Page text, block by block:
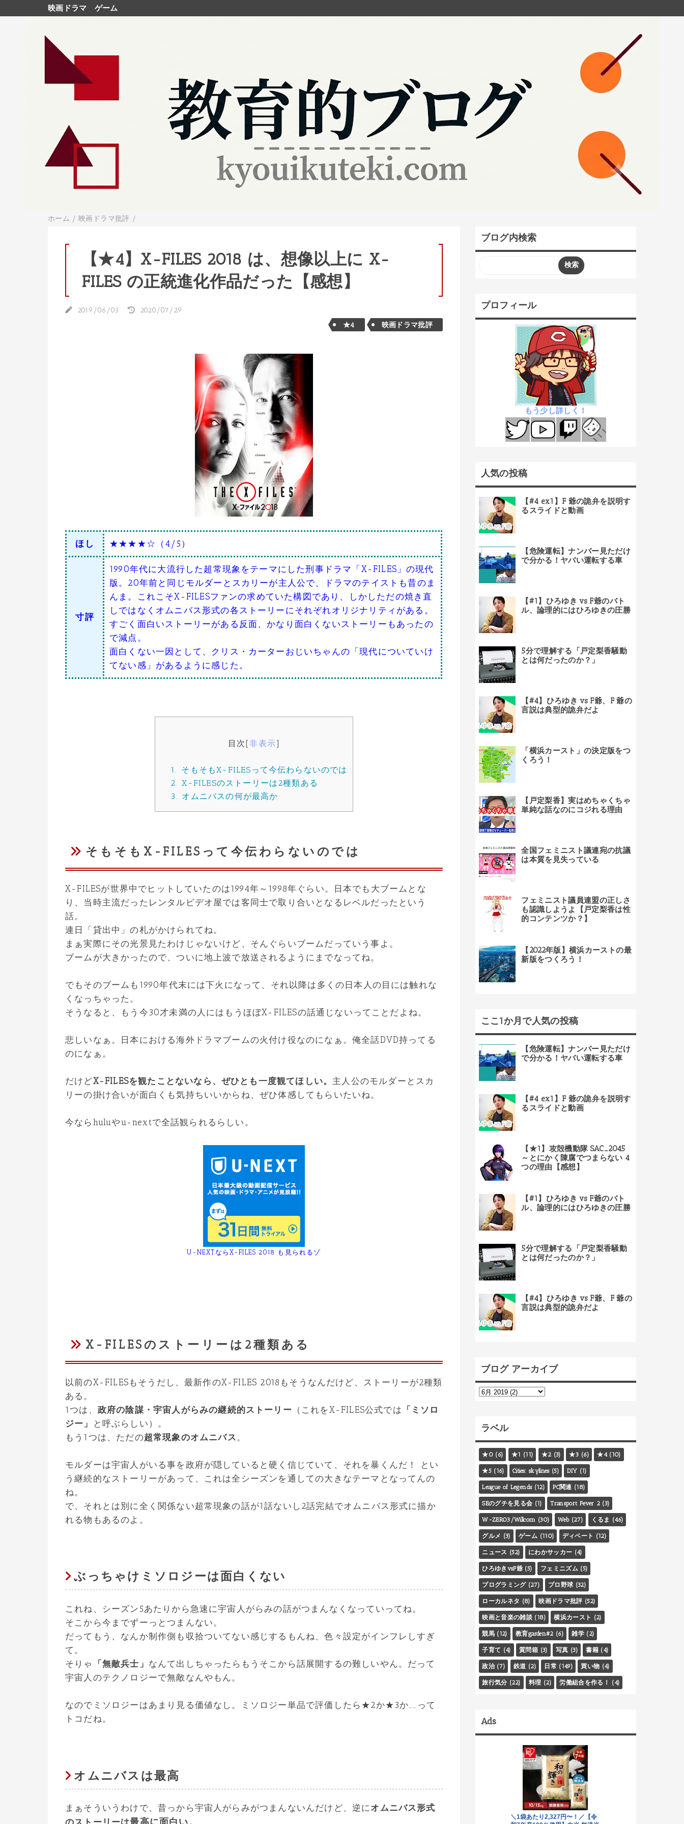
映画ドラマ ゲーム
ホーム / 映画ドラマ批評 /
【★4】X-FILES 2018 は、想像以上に X-
FILES の正統進化作品だった【感想】
2019/06/03
2020/07/29
★4
映画ドラマ批評
ほし ★★★★☆（4/5）
寸評
1990年代に大流行した超常現象をテーマにした刑事ドラマ「X-FILES」の現代
版。20年前と同じモルダーとスカリーが主人公で、ドラマのテイストも昔のま
んま。これこそX-FILESファンの求めていた構図であり、しかしただの焼き直
しではなくオムニバス形式の各ストーリーにそれぞれオリジナリティがある。
すごく面白いストーリーがある反面、かなり面白くないストーリーもあったの
で減点。
面白くない一因として、クリス・カーターおじいちゃんの「現代についていけ
てない感」があるように感じた。
目次 [非表示]
1. そもそもX-FILESって今伝わらないのでは
2. X-FILESのストーリーは2種類ある
3. オムニバスの何が最高か
そもそもX-FILESって今伝わらないのでは
X-FILESが世界中でヒットしていたのは1994年～1998年ぐらい。日本でも大ブームとな
り、当時主流だったレンタルビデオ屋では客同士で取り合いとなるレベルだったという
話。
連日「貸出中」の札がかけられてね。
まぁ実際にその光景見たわけじゃないけど、そんぐらいブームだっていう事よ。
ブームが大きかったので、ついに地上波で放送されるようにまでなってね。
でもそのブームも1990年代末には下火になって、それ以降は多くの日本人の目には触れな
くなっちゃった。
そうなると、もう今30才未満の人にはもうほぼX-FILESの話通じないってことだよね。
悲しいなぁ。日本における海外ドラマブームの火付け役なのになぁ。俺全話DVD持ってる
のになぁ。
だけどX-FILESを観たことないなら、ぜひとも一度観てほしい。 主人公のモルダーとスカ
リーの掛け合いが面白くも気持ちいいからね、ぜひ体感してもらいたいね。
今ならhuluやu-nextで全話観られるらしい。
U-NEXTならX-FILES 2018 も見られるゾ
X-FILESのストーリーは2種類ある
以前のX-FILESもそうだし、最新作のX-FILES 2018もそうなんだけど、ストーリーが2種類
ある。
1つは、 政府の陰謀・宇宙人がらみの継続的ストーリー （これをX-FILES公式では 「ミソロ
ジー」
と呼ぶらしい）。
もう1つは、ただの超常現象のオムニバス 。
モルダーは宇宙人がいる事を政府が隠していると硬く信じていて、それを暴くんだ！
とい
う継続的なストーリーがあって、これは全シーズンを通しての大きなテーマとなってんの
ね。
で、それとは別に全く関係ない超常現象の話が1話ないし2話完結でオムニバス形式に描か
れる物もあるのよ。
ぶっちゃけミソロジーは面白くない
これね、シーズン5あたりから急速に宇宙人がらみの話がつまんなくなっていってね。
そこから今までずーっとつまんない。
だってもう、なんか制作側も収拾ついてない感じするもんね、色々設定がインフレしすぎ
て。
そりゃ
「無敵兵士」 なんて出しちゃったらもうそこから話展開するの難しいやん。だって
宇宙人のテクノロジーで無敵なんやもん。
なのでミソロジーはあまり見る価値なし。ミソロジー単品で評価したら★2か★3か……って
トコだね。
オムニバスは最高
まぁそういうわけで、昔っから宇宙人がらみがつまんないんだけど、逆にオムニバス形式
ブログ内検索
プロフィール
もう少し詳しく！
人気の投稿
【#4 ex1】F 爺の詭弁を説明す
るスライドと動画
【危険運転】ナンバー見ただけ
で分かる！ヤバい運転する車
【#1】ひろゆき vs F爺のバト
ル、論理的にはひろゆきの圧勝
5分で理解する「戸定梨香騒動
とは何だったのか？」
【#4】ひろゆき vs F爺、F 爺の
言説は典型的詭弁だよ
「横浜カースト」の決定版をつ
くろう！
【戸定梨香】実はめちゃくちゃ
単純な話なのにコジれる理由
全国フェミニスト議連宛の抗議
は本質を見失っている
フェミニスト議員連盟の正しさ
も認識しようよ【戸定梨香は性
的コンテンツか？】
【2022年版】横浜カーストの最
新版をつくろう！
ここ1か月で人気の投稿
【危険運転】ナンバー見ただけ
で分かる！ヤバい運転する車
【#4 ex1】F 爺の詭弁を説明す
るスライドと動画
【★1】攻殻機動隊 SAC_2045
～とにかく陳腐でつまらない 4
つの理由【感想】
【#1】ひろゆき vs F爺のバト
ル、論理的にはひろゆきの圧勝
5分で理解する「戸定梨香騒動
とは何だったのか？」
【#4】ひろゆき vs F爺、F 爺の
言説は典型的詭弁だよ
ブログ アーカイブ
ラベル
★0 (6) ★1 (11) ★2 (3) ★3 (6) ★4 (10)
★5 (16) Cities: skylines (5) DIY (1)
League of Legends (12) PC関連 (18)
SEのグチを見る会 (1) Transport Fever 2 (3)
W-ZERO3/Willcom (30) Web (27) くるま (46)
グルメ (3) ゲーム (110) ディベート (12)
ニュース (52) にわかサッカー (4)
ひろゆきvsF爺 (5) フェミニズム (5)
プログラミング (27) プロ野球 (32)
ローカルネタ (8) 映画ドラマ批評 (52)
映画と音楽の雑談 (18) 横浜カースト (2)
競馬 (12) 教育garden#2 (6) 雑学 (2)
子育て (4) 質問箱 (3) 写真 (3) 書籍 (4)
政治 (7) 鉄道 (2) 日常 (149) 買い物 (4)
旅行気分 (22) 料理 (2) 労働組合を作る！ (4)
Ads